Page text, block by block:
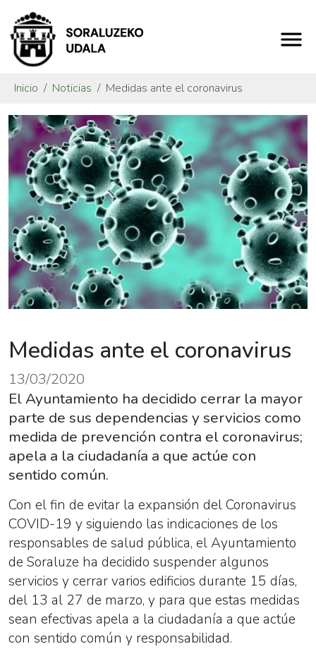
Inicio Noticias Medidas ante el coronavirus
Medidas ante el coronavirus
13/03/2020
El Ayuntamiento ha decidido cerrar la mayor
parte de sus dependencias y servicios como
medida de prevención contra el coronavirus;
apela a la ciudadanía a que actúe con
sentido común.
Con el fin de evitar la expansión del Coronavirus
COVID-19 y siguiendo las indicaciones de los
responsables de salud pública, el Ayuntamiento
de Soraluze ha decidido suspender algunos
servicios y cerrar varios edificios durante 15 días,
del 13 al 27 de marzo, y para que estas medidas
sean efectivas apela a la ciudadanía a que actúe
con sentido común y responsabilidad.